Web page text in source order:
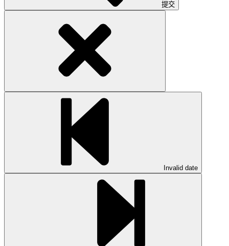
提交
Invalid date